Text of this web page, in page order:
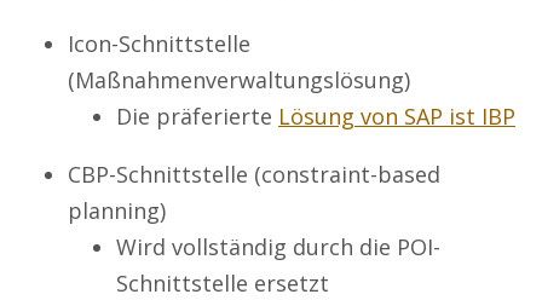
Icon-Schnittstelle
(Maßnahmenverwaltungslösung)
Die präferierte Lösung von SAP ist IBP
CBP-Schnittstelle (constraint-based
planning)
Wird vollständig durch die POI-
Schnittstelle ersetzt